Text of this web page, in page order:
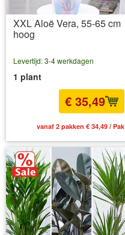
XXL Aloë Vera, 55-65 cm
hoog
Levertijd: 3-4 werkdagen
1 plant
€ 35,49
vanaf 2 pakken € 34,49 / Pak